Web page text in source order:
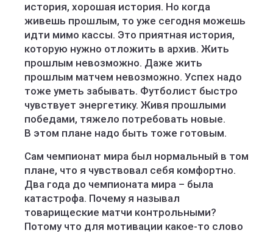
история, хорошая история. Но когда
живешь прошлым, то уже сегодня можешь
идти мимо кассы. Это приятная история,
которую нужно отложить в архив. Жить
прошлым невозможно. Даже жить
прошлым матчем невозможно. Успех надо
тоже уметь забывать. Футболист быстро
чувствует энергетику. Живя прошлыми
победами, тяжело потребовать новые.
В этом плане надо быть тоже готовым.
Сам чемпионат мира был нормальный в том
плане, что я чувствовал себя комфортно.
Два года до чемпионата мира – была
катастрофа. Почему я называл
товарищеские матчи контрольными?
Потому что для мотивации какое‑то слово